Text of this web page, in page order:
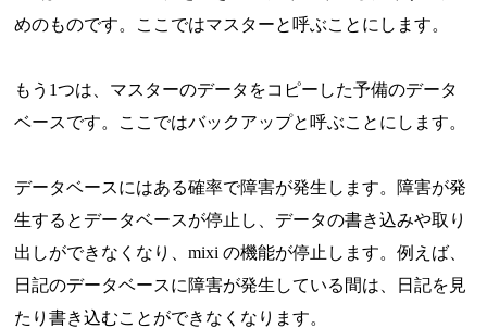
めのものです。ここではマスターと呼ぶことにします。
もう1つは、マスターのデータをコピーした予備のデータ
ベースです。ここではバックアップと呼ぶことにします。
データベースにはある確率で障害が発生します。障害が発
生するとデータベースが停止し、データの書き込みや取り
出しができなくなり、mixi の機能が停止します。例えば、
日記のデータベースに障害が発生している間は、日記を見
たり書き込むことができなくなります。